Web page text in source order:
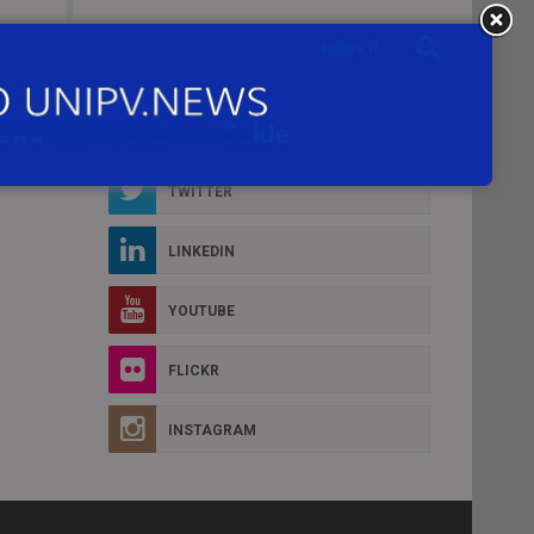
MORE
TWITTER
LINKEDIN
YOUTUBE
FLICKR
INSTAGRAM